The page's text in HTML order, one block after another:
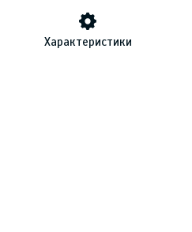
Характеристики